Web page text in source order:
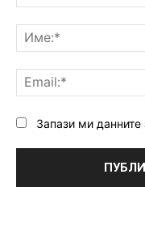
Запази ми